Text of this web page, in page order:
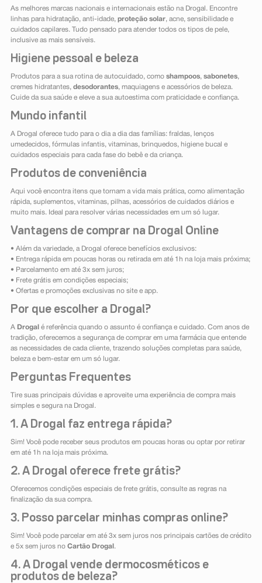
As melhores marcas nacionais e internacionais estão na Drogal. Encontre
linhas para hidratação, anti-idade, proteção solar, acne, sensibilidade e
cuidados capilares. Tudo pensado para atender todos os tipos de pele,
inclusive as mais sensíveis.
Higiene pessoal e beleza
Produtos para a sua rotina de autocuidado, como shampoos, sabonetes,
cremes hidratantes, desodorantes, maquiagens e acessórios de beleza.
Cuide da sua saúde e eleve a sua autoestima com praticidade e confiança.
Mundo infantil
A Drogal oferece tudo para o dia a dia das famílias: fraldas, lenços
umedecidos, fórmulas infantis, vitaminas, brinquedos, higiene bucal e
cuidados especiais para cada fase do bebê e da criança.
Produtos de conveniência
Aqui você encontra itens que tornam a vida mais prática, como alimentação
rápida, suplementos, vitaminas, pilhas, acessórios de cuidados diários e
muito mais. Ideal para resolver várias necessidades em um só lugar.
Vantagens de comprar na Drogal Online
• Além da variedade, a Drogal oferece benefícios exclusivos:
• Entrega rápida em poucas horas ou retirada em até 1h na loja mais próxima;
• Parcelamento em até 3x sem juros;
• Frete grátis em condições especiais;
• Ofertas e promoções exclusivas no site e app.
Por que escolher a Drogal?
A Drogal é referência quando o assunto é confiança e cuidado. Com anos de
tradição, oferecemos a segurança de comprar em uma farmácia que entende
as necessidades de cada cliente, trazendo soluções completas para saúde,
beleza e bem-estar em um só lugar.
Perguntas Frequentes
Tire suas principais dúvidas e aproveite uma experiência de compra mais
simples e segura na Drogal.
1. A Drogal faz entrega rápida?
Sim! Você pode receber seus produtos em poucas horas ou optar por retirar
em até 1h na loja mais próxima.
2. A Drogal oferece frete grátis?
Oferecemos condições especiais de frete grátis, consulte as regras na
finalização da sua compra.
3. Posso parcelar minhas compras online?
Sim! Você pode parcelar em até 3x sem juros nos principais cartões de crédito
e 5x sem juros no Cartão Drogal .
4. A Drogal vende dermocosméticos e
produtos de beleza?